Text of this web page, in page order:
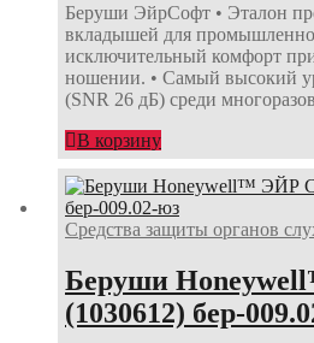
Беруши ЭйрСофт • Эталон
вкладышей для
исключительный комфорт
ношении. • Самый высокий
(SNR 26 дБ) среди
В корзину
Средства защиты органов
Беруши
(1030612) бер-